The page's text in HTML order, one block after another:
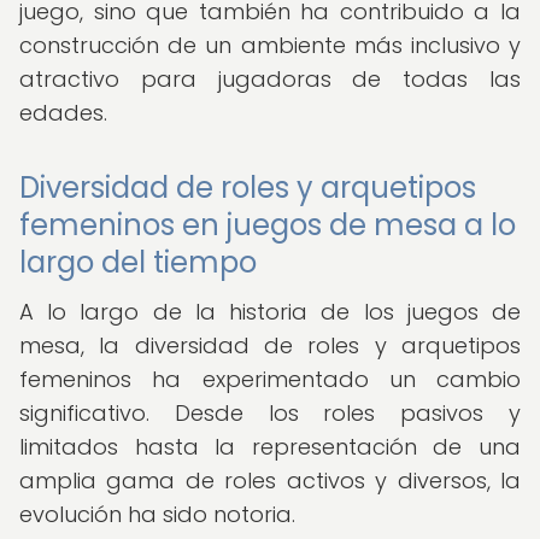
juego, sino que también ha contribuido a la
construcción de un ambiente más inclusivo y
atractivo para jugadoras de todas las
edades.
Diversidad de roles y arquetipos
femeninos en juegos de mesa a lo
largo del tiempo
A lo largo de la historia de los juegos de
mesa, la diversidad de roles y arquetipos
femeninos ha experimentado un cambio
significativo. Desde los roles pasivos y
limitados hasta la representación de una
amplia gama de roles activos y diversos, la
evolución ha sido notoria.